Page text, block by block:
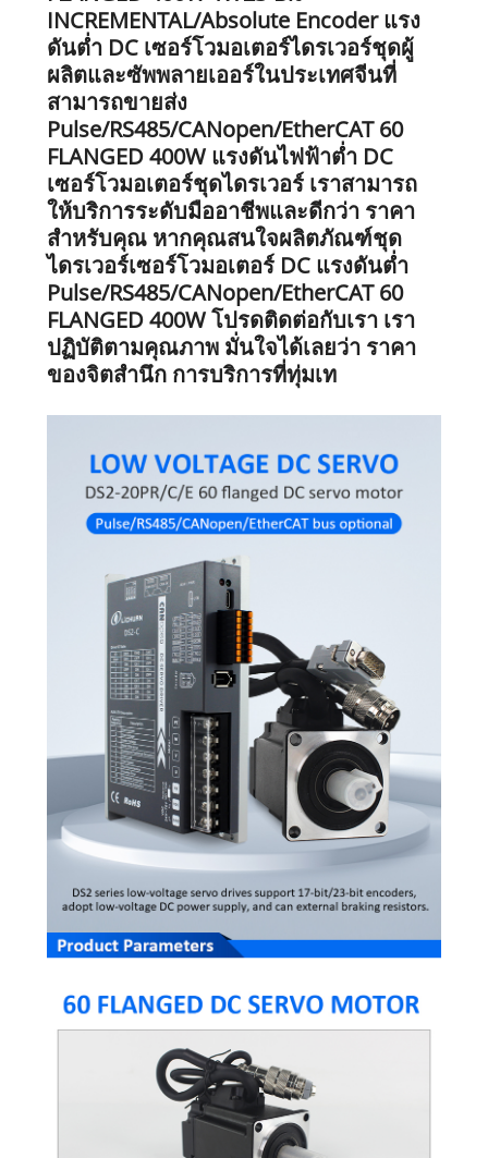
INCREMENTAL/Absolute Encoder แรง
ดันต่ำ DC เซอร์โวมอเตอร์ไดรเวอร์ชุดผู้
ผลิตและซัพพลายเออร์ในประเทศจีนที่
สามารถขายส่ง
Pulse/RS485/CANopen/EtherCAT 60
FLANGED 400W แรงดันไฟฟ้าต่ำ DC
เซอร์โวมอเตอร์ชุดไดรเวอร์ เราสามารถ
ให้บริการระดับมืออาชีพและดีกว่า ราคา
สำหรับคุณ หากคุณสนใจผลิตภัณฑ์ชุด
ไดรเวอร์เซอร์โวมอเตอร์ DC แรงดันต่ำ
Pulse/RS485/CANopen/EtherCAT 60
FLANGED 400W โปรดติดต่อกับเรา เรา
ปฏิบัติตามคุณภาพ มั่นใจได้เลยว่า ราคา
ของจิตสำนึก การบริการที่ทุ่มเท